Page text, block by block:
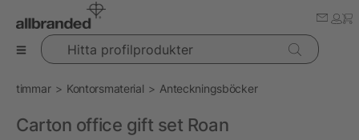
Hitta profilprodukter
timmar Kontorsmaterial Anteckningsböcker
Carton office gift set Roan